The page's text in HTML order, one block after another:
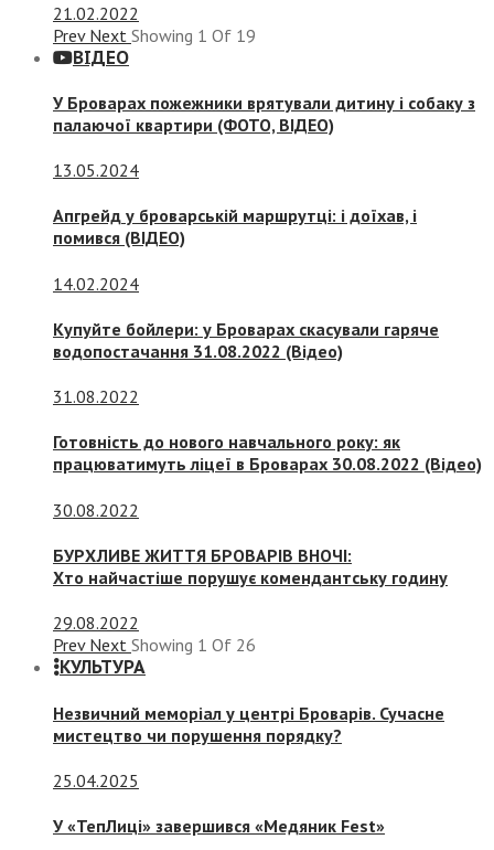
21.02.2022
Prev Next Showing 1 Of 19
ВІДЕО
У Броварах пожежники врятували дитину і собаку з
палаючої квартири (ФОТО, ВІДЕО)
13.05.2024
Апгрейд у броварській маршрутці: і доїхав, і
помився (ВІДЕО)
14.02.2024
Купуйте бойлери: у Броварах скасували гаряче
водопостачання 31.08.2022 (Відео)
31.08.2022
Готовність до нового навчального року: як
працюватимуть ліцеї в Броварах 30.08.2022 (Відео)
30.08.2022
БУРХЛИВЕ ЖИТТЯ БРОВАРІВ ВНОЧІ:
Хто найчастіше порушує комендантську годину
29.08.2022
Prev Next Showing 1 Of 26
КУЛЬТУРА
Незвичний меморіал у центрі Броварів. Сучасне
мистецтво чи порушення порядку?
25.04.2025
У «ТепЛиці» завершився «Медяник Fest»